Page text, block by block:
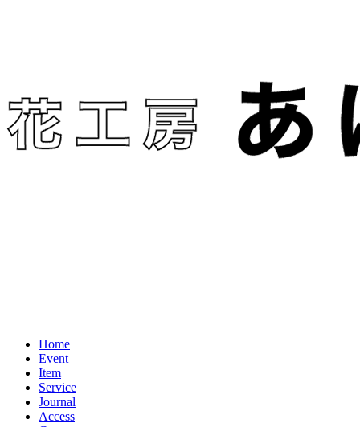
Home
Event
Item
Service
Journal
Access